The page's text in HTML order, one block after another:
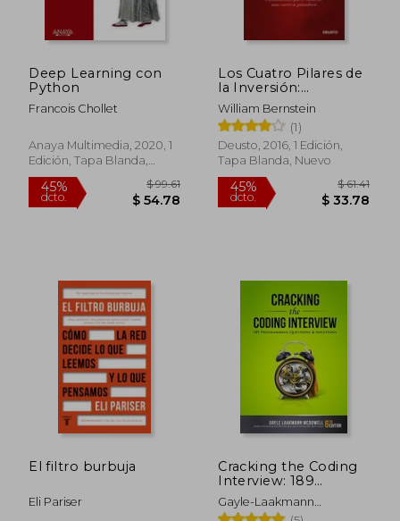
45% $ 55.61 45%
dcto.
40%
dcto.
Deep Learning con
Python
Francois Chollet
Anaya Multimedia, 2020, 1
Edición, Tapa Blanda,
Nuevo
Los Cuatro Pilares de
la Inversión:
Fundamentos Para
Construir una Cartera
Ganadora (Sin
Colección)
William Bernstein
(1)
Deusto, 2016, 1 Edición,
Tapa Blanda, Nuevo
El filtro burbuja
Eli Pariser
Cracking the Coding
Interview: 189
Programming
Questions and
Gayle-Laakmann
McDowell